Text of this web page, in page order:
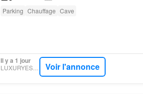
Parking Chauffage Cave
Il y a 1 jour
LUXURYESTATE Voir l'annonce